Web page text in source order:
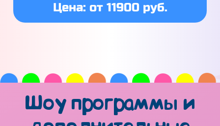
Цена: от 11900 руб.
Шоу программы и